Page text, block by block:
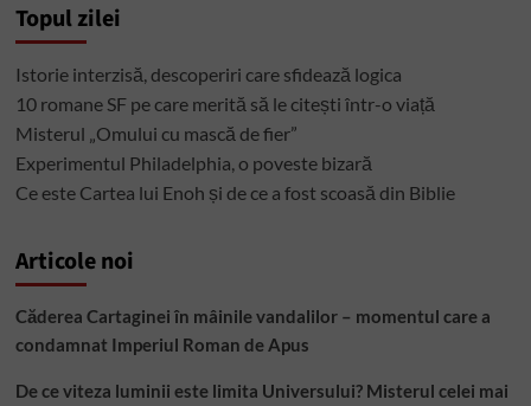
Topul zilei
Istorie interzisă, descoperiri care sfidează logica
10 romane SF pe care merită să le citești într-o viață
Misterul „Omului cu mască de fier”
Experimentul Philadelphia, o poveste bizară
Ce este Cartea lui Enoh și de ce a fost scoasă din Biblie
Articole noi
Căderea Cartaginei în mâinile vandalilor – momentul care a
condamnat Imperiul Roman de Apus
De ce viteza luminii este limita Universului? Misterul celei mai